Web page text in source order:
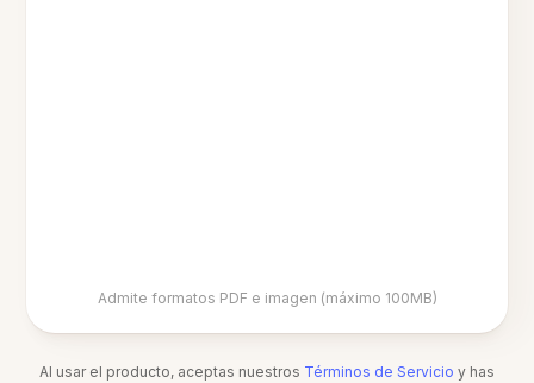
Admite formatos PDF e imagen (máximo 100MB)
Al usar el producto, aceptas nuestros Términos de Servicio y has